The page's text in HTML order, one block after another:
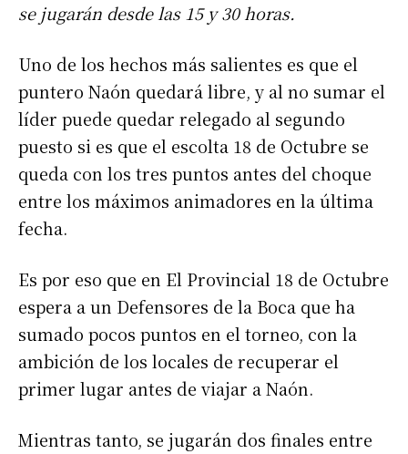
se jugarán desde las 15 y 30 horas.
Uno de los hechos más salientes es que el
puntero Naón quedará libre, y al no sumar el
líder puede quedar relegado al segundo
puesto si es que el escolta 18 de Octubre se
queda con los tres puntos antes del choque
entre los máximos animadores en la última
fecha.
Es por eso que en El Provincial 18 de Octubre
espera a un Defensores de la Boca que ha
sumado pocos puntos en el torneo, con la
ambición de los locales de recuperar el
primer lugar antes de viajar a Naón.
Mientras tanto, se jugarán dos finales entre